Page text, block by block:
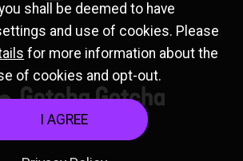
shall be deemed to have
and use of cookies. Please
for more information about the
of cookies and opt-out.
I AGREE